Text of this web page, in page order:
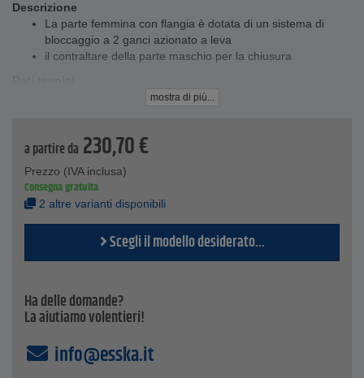
Descrizione
La parte femmina con flangia è dotata di un sistema di
bloccaggio a 2 ganci azionato a leva
il contraltare della parte maschio per la chiusura
mostra di più...
a partire da 230,70€
Prezzo (IVA inclusa)
Consegna gratuita
2 altre varianti disponibili
Scegli il modello desiderato...
Ha delle domande?
La aiutiamo volentieri!
info@esska.it